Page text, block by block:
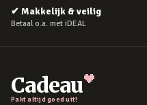
✔ Makkelijk & veilig
Betaal o.a. met iDEAL
Cadeau
Pakt altijd goed uit!